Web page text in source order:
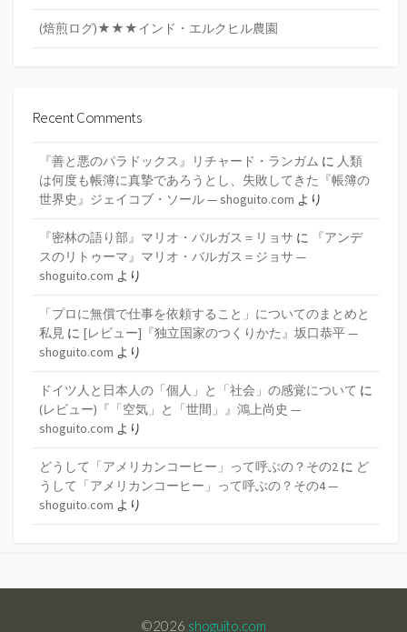
(焙煎ログ)★★★インド・エルクヒル農園
Recent Comments
『善と悪のパラドックス』リチャード・ランガム に 人類
は何度も帳簿に真摯であろうとし、失敗してきた『帳簿の
世界史』ジェイコブ・ソール — shoguito.com より
『密林の語り部』マリオ・バルガス＝リョサ に
『アンデ
スのリトゥーマ』マリオ・バルガス＝ジョサ —
shoguito.com より
「プロに無償で仕事を依頼すること」についてのまとめと
私見 に [レビュー]『独立国家のつくりかた』坂口恭平 —
shoguito.com より
ドイツ人と日本人の「個人」と「社会」の感覚について に
(レビュー)『「空気」と「世間」』鴻上尚史 —
shoguito.com より
どうして「アメリカンコーヒー」って呼ぶの？その2 に ど
うして「アメリカンコーヒー」って呼ぶの？その4 —
shoguito.com より
©2026 shoguito.com